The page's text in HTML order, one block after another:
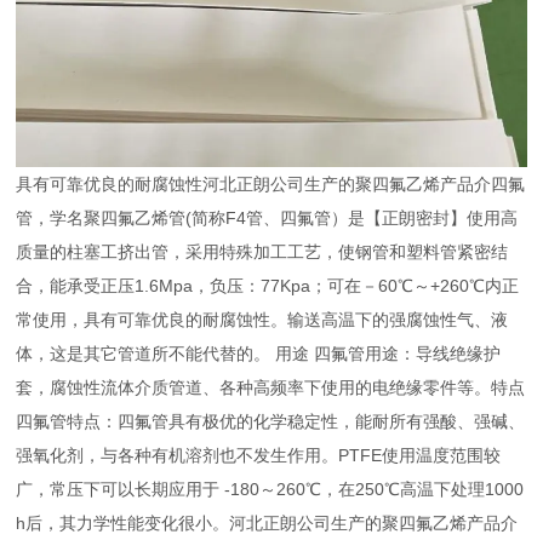
具有可靠优良的耐腐蚀性河北正朗公司生产的聚四氟乙烯产品介四氟
管，学名聚四氟乙烯管(简称F4管、四氟管）是【正朗密封】使用高
质量的柱塞工挤出管，采用特殊加工工艺，使钢管和塑料管紧密结
合，能承受正压1.6Mpa，负压：77Kpa；可在－60℃～+260℃内正
常使用，具有可靠优良的耐腐蚀性。输送高温下的强腐蚀性气、液
体，这是其它管道所不能代替的。 用途 四氟管用途：导线绝缘护
套，腐蚀性流体介质管道、各种高频率下使用的电绝缘零件等。特点
四氟管特点：四氟管具有极优的化学稳定性，能耐所有强酸、强碱、
强氧化剂，与各种有机溶剂也不发生作用。PTFE使用温度范围较
广，常压下可以长期应用于 -180～260℃，在250℃高温下处理1000
h后，其力学性能变化很小。河北正朗公司生产的聚四氟乙烯产品介